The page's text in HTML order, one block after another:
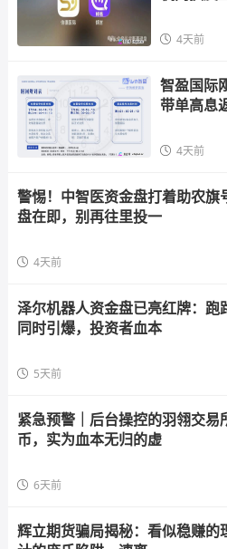
4天前
智盈国际
带单高息
4天前
警惕！中智医资金盘打着助农旗
盘在即，别再往里投一
4天前
泽尔机器人资金盘已亮红牌：跑
同时引爆，投资者血本
5天前
紧急预警｜后台操控的羽翎交易
币，实为血本无归的虚
6天前
辉立期货骗局揭秘：看似稳赚的